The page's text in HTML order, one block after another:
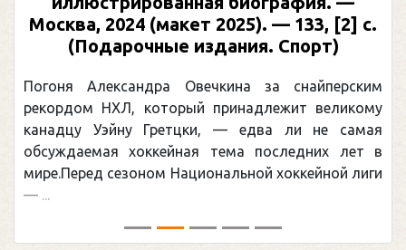
Москва, 2024 (макет 2025). — 133, [2] с.
(Подарочные издания. Спорт)
Погоня Александра Овечкина за снайперским
рекордом НХЛ, который принадлежит великому
канадцу Уэйну Гретцки, — едва ли не самая
обсуждаемая хоккейная тема последних лет в
мире.Перед сезоном Национальной хоккейной лиги
— ...